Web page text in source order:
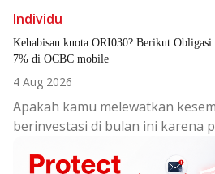
Individu
Kehabisan kuota ORI030? Berikut
7% di OCBC mobile
4 Aug 2026
Apakah kamu melewatkan
berinvestasi di bulan ini karena